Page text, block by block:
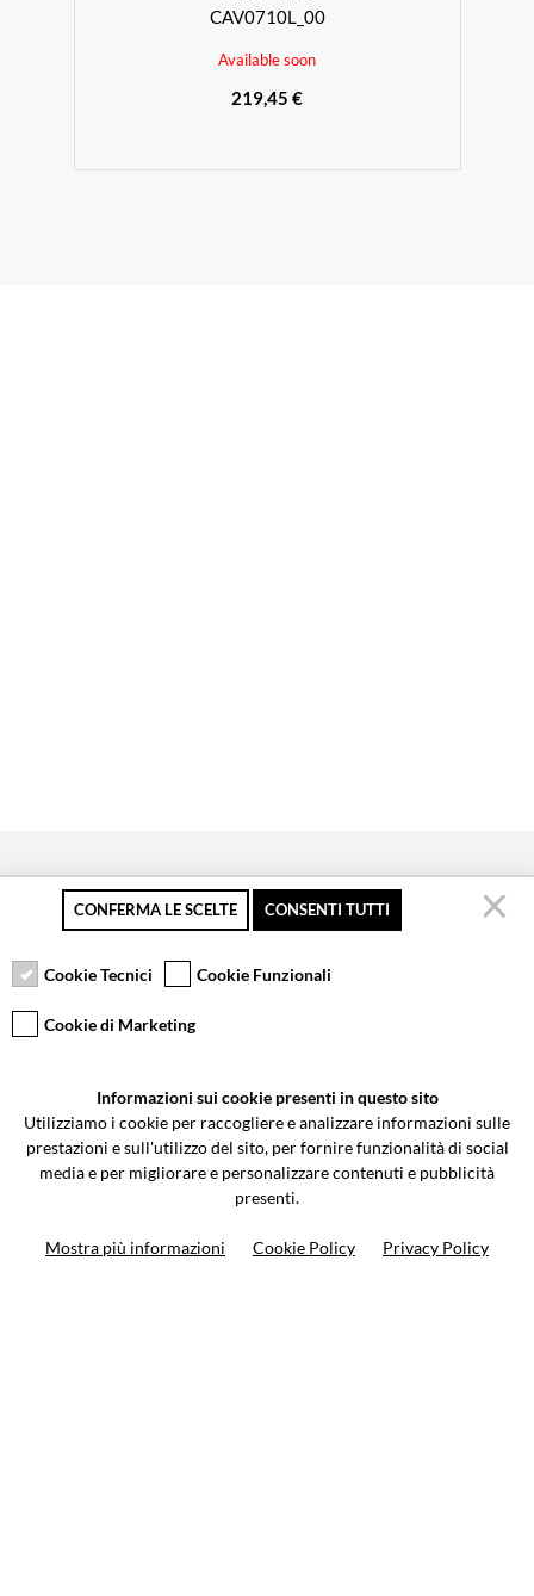
CAV0710L_00
Available soon
219,45 €
Secure payment
Free returns up to 30
Customer service
Via Galileo Galilei 5 | Verano Brianza (MB) 20843 | ITALY
0362-805407-info@valtermoto.com
CONFERMA LE SCELTE CONSENTI TUTTI
Cookie Tecnici Cookie Funzionali
Cookie di Marketing
Informazioni sui cookie presenti in questo sito
Utilizziamo i cookie per raccogliere e analizzare informazioni sulle
prestazioni e sull'utilizzo del sito, per fornire funzionalità di social
media e per migliorare e personalizzare contenuti e pubblicità
presenti.
Mostra più informazioni Cookie Policy Privacy Policy